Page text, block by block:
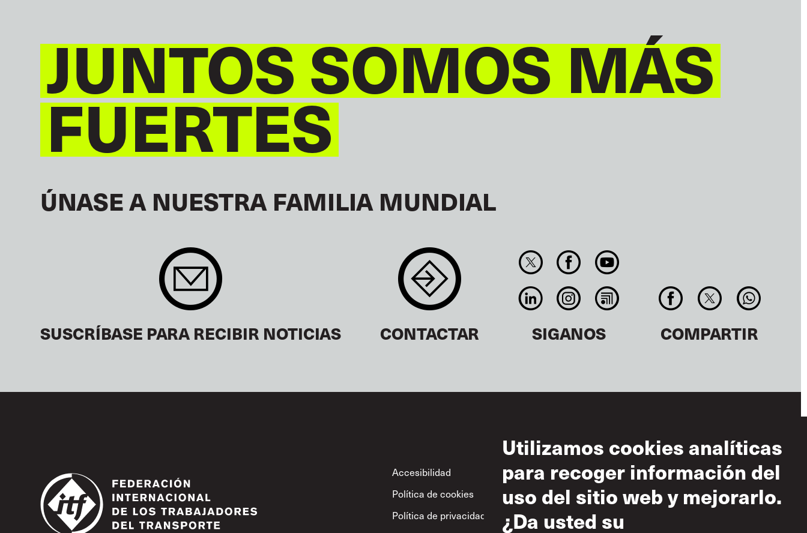
JUNTOS SOMOS MÁS
FUERTES
ÚNASE A NUESTRA FAMILIA MUNDIAL
SUSCRÍBASE PARA RECIBIR NOTICIAS CONTACTAR SIGANOS COMPARTIR
Footer
Accesibilidad
Condiciones de uso
Política de cookies
Uso aceptable
Política de privacidad
Política sobre el
respeto mutuo
Utilizamos cookies analíticas
para recoger información del
uso del sitio web y mejorarlo.
¿Da usted su